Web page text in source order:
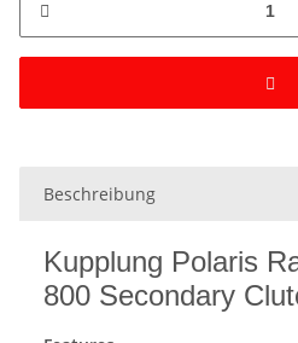
Beschreibung
Kupplung Polaris
800 Secondary